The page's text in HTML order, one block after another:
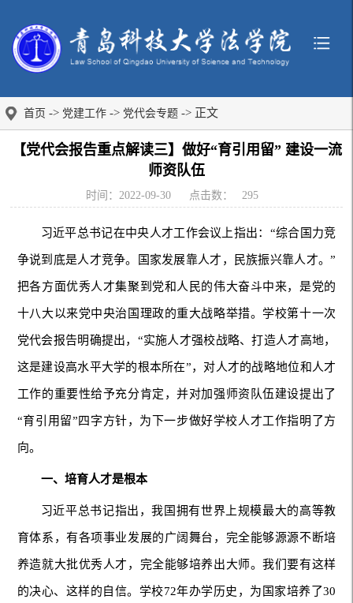
首页 -> 党建工作 -> 党代会专题 -> 正文
【党代会报告重点解读三】做好“育引用留” 建设一流
师资队伍
时间：2022-09-30 点击数： 295
习近平总书记在中央人才工作会议上指出：“综合国力竞
争说到底是人才竞争。国家发展靠人才，民族振兴靠人才。”
把各方面优秀人才集聚到党和人民的伟大奋斗中来，是党的
十八大以来党中央治国理政的重大战略举措。学校第十一次
党代会报告明确提出，“实施人才强校战略、打造人才高地，
这是建设高水平大学的根本所在”，对人才的战略地位和人才
工作的重要性给予充分肯定，并对加强师资队伍建设提出了
“育引用留”四字方针，为下一步做好学校人才工作指明了方
向。
一、培育人才是根本
习近平总书记指出，我国拥有世界上规模最大的高等教
育体系，有各项事业发展的广阔舞台，完全能够源源不断培
养造就大批优秀人才，完全能够培养出大师。我们要有这样
的决心、这样的自信。学校72年办学历史，为国家培养了30